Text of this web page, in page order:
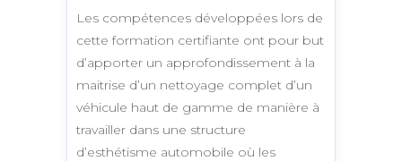
Les compétences développées lors de
cette formation certifiante ont pour but
d’apporter un approfondissement à la
maitrise d’un nettoyage complet d’un
véhicule haut de gamme de manière à
travailler dans une structure
d’esthétisme automobile où les